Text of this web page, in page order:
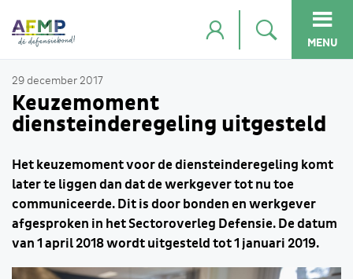
MENU
29 december 2017
Keuzemoment
diensteinderegeling uitgesteld
Het keuzemoment voor de diensteinderegeling komt
later te liggen dan dat de werkgever tot nu toe
communiceerde. Dit is door bonden en werkgever
afgesproken in het Sectoroverleg Defensie. De datum
van 1 april 2018 wordt uitgesteld tot 1 januari 2019.